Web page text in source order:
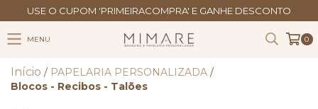
USE O CUPOM 'PRIMEIRACOMPRA' E GANHE DESCONTO
MENU 0
Início / PAPELARIA PERSONALIZADA /
Blocos - Recibos - Talões